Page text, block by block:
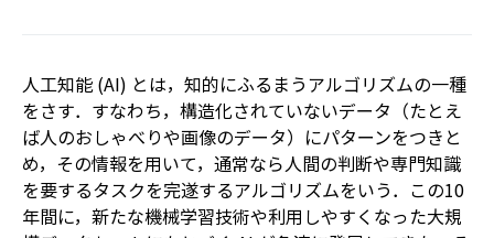
人工知能 (AI) とは，知的にふるまうアルゴリズムの一種
をさす．すなわち，構造化されていないデータ（たとえ
ば人のおしゃべりや画像のデータ）にパターンをつきと
め，その情報を用いて，通常なら人間の判断や専門知識
を要するタスクを完遂するアルゴリズムをいう．この10
年間に，新たな機械学習技術や利用しやすくなった大規